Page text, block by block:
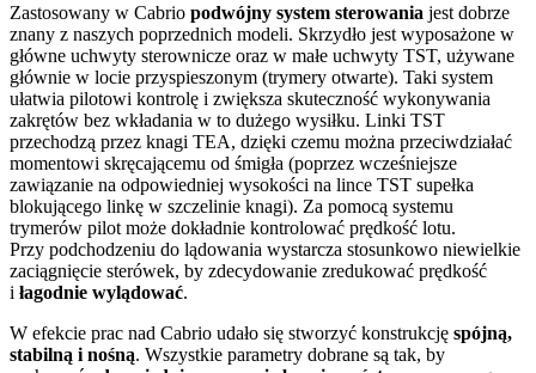
Zastosowany w Cabrio podwójny system sterowania jest dobrze
znany z naszych poprzednich modeli. Skrzydło jest wyposażone w
główne uchwyty sterownicze oraz w małe uchwyty TST, używane
głównie w locie przyspieszonym (trymery otwarte). Taki system
ułatwia pilotowi kontrolę i zwiększa skuteczność wykonywania
zakrętów bez wkładania w to dużego wysiłku. Linki TST
przechodzą przez knagi TEA, dzięki czemu można przeciwdziałać
momentowi skręcającemu od śmigła (poprzez wcześniejsze
zawiązanie na odpowiedniej wysokości na lince TST supełka
blokującego linkę w szczelinie knagi). Za pomocą systemu
trymerów pilot może dokładnie kontrolować prędkość lotu.
Przy podchodzeniu do lądowania wystarcza stosunkowo niewielkie
zaciągnięcie sterówek, by zdecydowanie zredukować prędkość
i łagodnie wylądować.
W efekcie prac nad Cabrio udało się stworzyć konstrukcję spójną,
stabilną i nośną. Wszystkie parametry dobrane są tak, by